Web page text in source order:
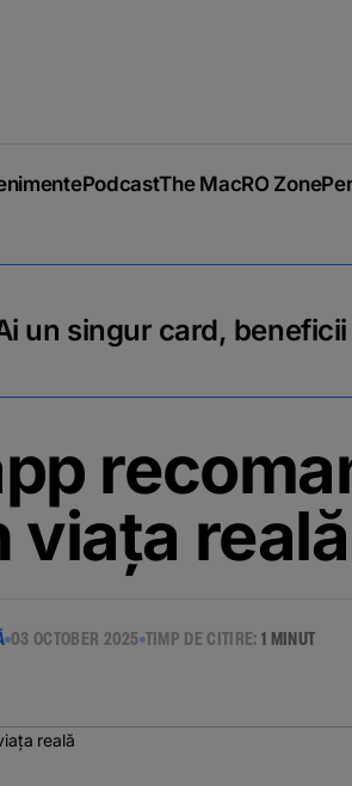
PodcastThe MacRO Zone
un singur card,
viața reală
03 OCTOBER 2025 TIMP DE CITIRE: 1 MINUT